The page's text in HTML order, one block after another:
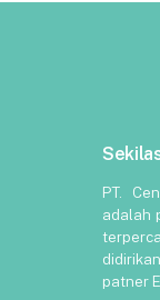
PT.
adalah
patner